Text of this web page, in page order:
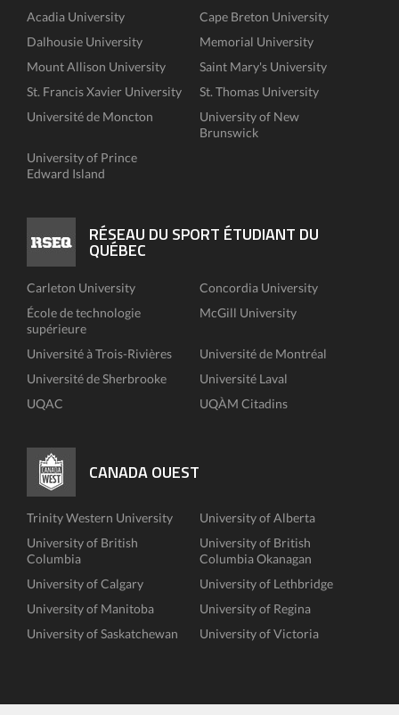
Acadia University
Cape Breton University
Dalhousie University
Memorial University
Mount Allison University
Saint Mary's University
St. Francis Xavier University
St. Thomas University
Université de Moncton
University of New
Brunswick
University of Prince
Edward Island
RÉSEAU DU SPORT ÉTUDIANT DU
QUÉBEC
Carleton University
Concordia University
École de technologie
supérieure
McGill University
Université à Trois-Rivières
Université de Montréal
Université de Sherbrooke
Université Laval
UQAC
UQÀM Citadins
CANADA OUEST
Trinity Western University
University of Alberta
University of British
Columbia
University of British
Columbia Okanagan
University of Calgary
University of Lethbridge
University of Manitoba
University of Regina
University of Saskatchewan
University of Victoria